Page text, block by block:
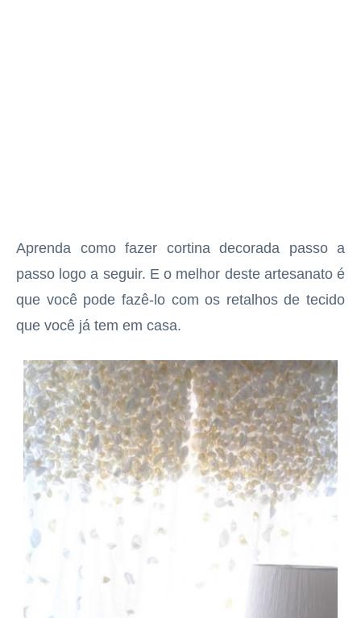
Aprenda como fazer cortina decorada passo a
passo logo a seguir. E o melhor deste artesanato é
que você pode fazê-lo com os retalhos de tecido
que você já tem em casa.